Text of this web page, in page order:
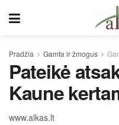
Pradžia Gamta ir žmogus
Pateikė
Kaune
www.alkas.lt